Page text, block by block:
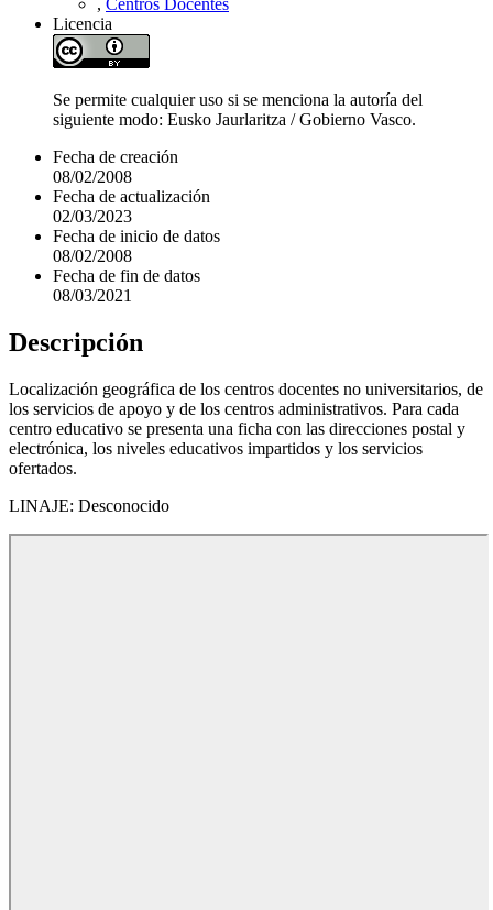
, Centros Docentes
Licencia
Se permite cualquier uso si se menciona la autoría del
siguiente modo: Eusko Jaurlaritza / Gobierno Vasco.
Fecha de creación
08/02/2008
Fecha de actualización
02/03/2023
Fecha de inicio de datos
08/02/2008
Fecha de fin de datos
08/03/2021
Descripción
Localización geográfica de los centros docentes no universitarios, de
los servicios de apoyo y de los centros administrativos. Para cada
centro educativo se presenta una ficha con las direcciones postal y
electrónica, los niveles educativos impartidos y los servicios
ofertados.
LINAJE: Desconocido